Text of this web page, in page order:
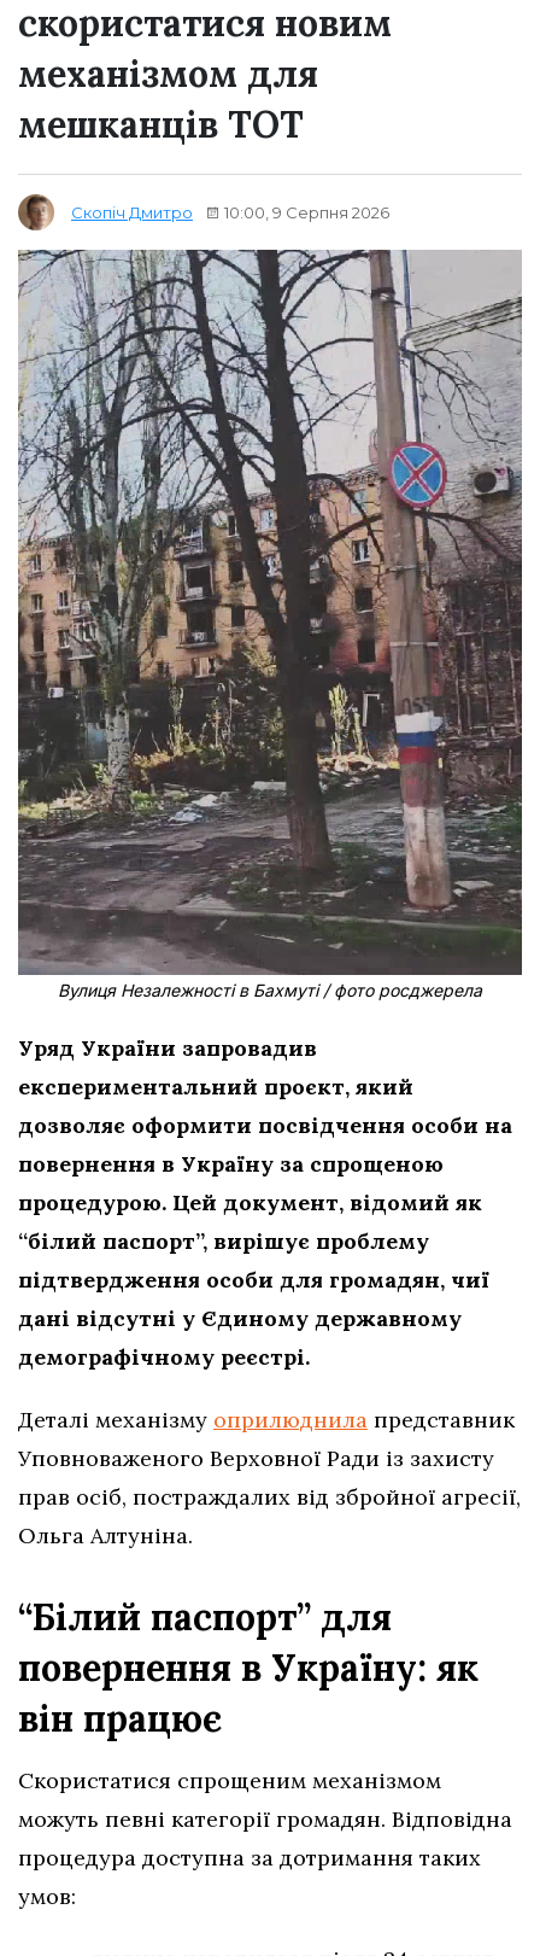
скористатися новим
механізмом для
мешканців ТОТ
Скопіч Дмитро 10:00, 9 Серпня 2026
Вулиця Незалежності в Бахмуті / фото росджерела
Уряд України запровадив
експериментальний проєкт, який
дозволяє оформити посвідчення особи на
повернення в Україну за спрощеною
процедурою. Цей документ, відомий як
“білий паспорт”, вирішує проблему
підтвердження особи для громадян, чиї
дані відсутні у Єдиному державному
демографічному реєстрі.
Деталі механізму оприлюднила представник
Уповноваженого Верховної Ради із захисту
прав осіб, постраждалих від збройної агресії,
Ольга Алтуніна.
“Білий паспорт” для
повернення в Україну: як
він працює
Скористатися спрощеним механізмом
можуть певні категорії громадян. Відповідна
процедура доступна за дотримання таких
умов: